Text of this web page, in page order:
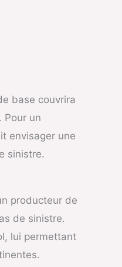
base couvrira
Pour un
envisager une
sinistre.
producteur de
de sinistre.
lui permettant